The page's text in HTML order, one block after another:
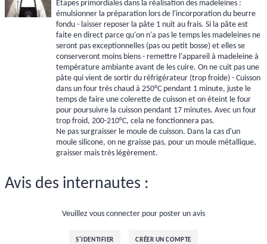
Étapes primordiales dans la réalisation des madeleines :
émulsionner la préparation lors de l'incorporation du beurre
fondu - laisser reposer la pâte 1 nuit au frais. Si la pâte est
faite en direct parce qu'on n'a pas le temps les madeleines ne
seront pas exceptionnelles (pas ou petit bosse) et elles se
conserveront moins biens - remettre l'appareil à madeleine à
température ambiante avant de les cuire. On ne cuit pas une
pâte qui vient de sortir du réfrigérateur (trop froide) - Cuisson
dans un four très chaud à 250°C pendant 1 minute, juste le
temps de faire une colerette de cuisson et on éteint le four
pour poursuivre la cuisson pendant 17 minutes. Avec un four
trop froid, 200-210°C, cela ne fonctionnera pas.
Ne pas surgraisser le moule de cuisson. Dans la cas d'un
moule silicone, on ne graisse pas, pour un moule métallique,
graisser mais très légèrement.
Avis des internautes :
Veuillez vous connecter pour poster un avis
S'IDENTIFIER CRÉER UN COMPTE